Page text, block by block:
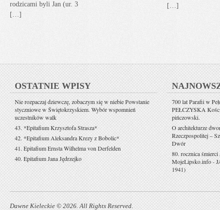
rodzicami byli Jan (ur. 3
[…]
[…]
OSTATNIE WPISY
Nie rozpaczaj dziewczę, zobaczym się w niebie Powstanie
styczniowe w Świętokrzyskiem. Wybór wspomnień
uczestników walk
43. *Epitafium Krzysztofa Strasza*
42. *Epitafium Aleksandra Krezy z Bobolic*
41. Epitafium Ernsta Wilhelma von Derfelden
40. Epitafium Jana Jędrzejko
700 lat Parafii w
PEŁCZYSKA
pińczowski.
O architekturze
Rzeczpospolitej –
Dwór
80. rocznica
MojeLipsko.info-
1941)
Dawne Kieleckie © 2026. All Rights Reserved.